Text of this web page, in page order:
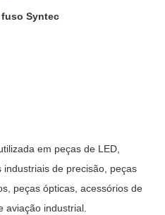
Syntec
em peças de LED,
de precisão, peças
peças ópticas, acessórios de
aviação industrial.